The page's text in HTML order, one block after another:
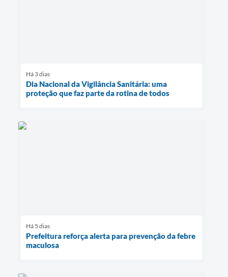
Há 3 dias
Dia Nacional da Vigilância Sanitária: uma
proteção que faz parte da rotina de todos
Há 5 dias
Prefeitura reforça alerta para prevenção da febre
maculosa